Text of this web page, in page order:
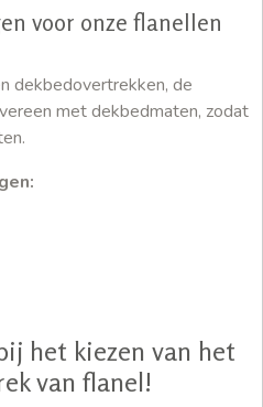
voor onze flanellen
dekbedovertrekken, de
met dekbedmaten, zodat
het kiezen van het
van flanel!